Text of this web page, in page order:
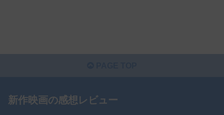
新作映画の感想レビュー